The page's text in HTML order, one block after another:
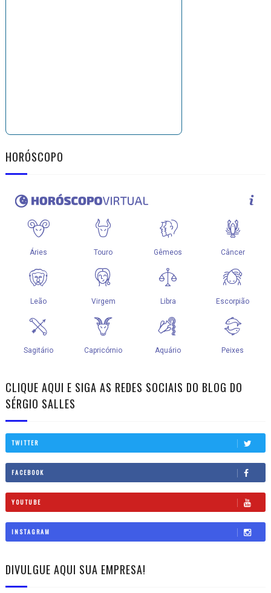
HORÓSCOPO
CLIQUE AQUI E SIGA AS REDES SOCIAIS DO BLOG DO
SÉRGIO SALLES
TWITTER
FACEBOOK
YOUTUBE
INSTAGRAM
DIVULGUE AQUI SUA EMPRESA!